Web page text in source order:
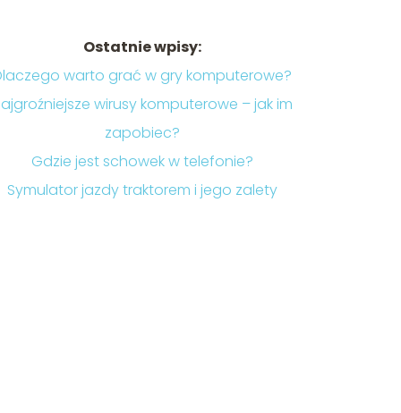
Ostatnie wpisy:
warto grać w gry komputerowe?
wirusy komputerowe – jak im
zapobiec?
Gdzie jest schowek w telefonie?
Symulator jazdy traktorem i jego zalety